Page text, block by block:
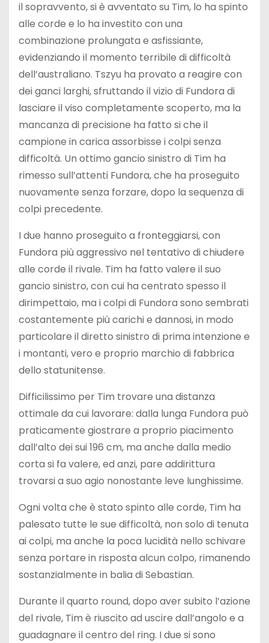
il sopravvento, si è avventato su Tim, lo ha spinto
alle corde e lo ha investito con una
combinazione prolungata e asfissiante,
evidenziando il momento terribile di difficoltà
dell’australiano. Tszyu ha provato a reagire con
dei ganci larghi, sfruttando il vizio di Fundora di
lasciare il viso completamente scoperto, ma la
mancanza di precisione ha fatto si che il
campione in carica assorbisse i colpi senza
difficoltà. Un ottimo gancio sinistro di Tim ha
rimesso sull’attenti Fundora, che ha proseguito
nuovamente senza forzare, dopo la sequenza di
colpi precedente.
I due hanno proseguito a fronteggiarsi, con
Fundora più aggressivo nel tentativo di chiudere
alle corde il rivale. Tim ha fatto valere il suo
gancio sinistro, con cui ha centrato spesso il
dirimpettaio, ma i colpi di Fundora sono sembrati
costantemente più carichi e dannosi, in modo
particolare il diretto sinistro di prima intenzione e
i montanti, vero e proprio marchio di fabbrica
dello statunitense.
Difficilissimo per Tim trovare una distanza
ottimale da cui lavorare: dalla lunga Fundora può
praticamente giostrare a proprio piacimento
dall’alto dei sui 196 cm, ma anche dalla medio
corta si fa valere, ed anzi, pare addirittura
trovarsi a suo agio nonostante leve lunghissime.
Ogni volta che è stato spinto alle corde, Tim ha
palesato tutte le sue difficoltà, non solo di tenuta
ai colpi, ma anche la poca lucidità nello schivare
senza portare in risposta alcun colpo, rimanendo
sostanzialmente in balia di Sebastian.
Durante il quarto round, dopo aver subito l’azione
del rivale, Tim è riuscito ad uscire dall’angolo e a
guadagnare il centro del ring. I due si sono